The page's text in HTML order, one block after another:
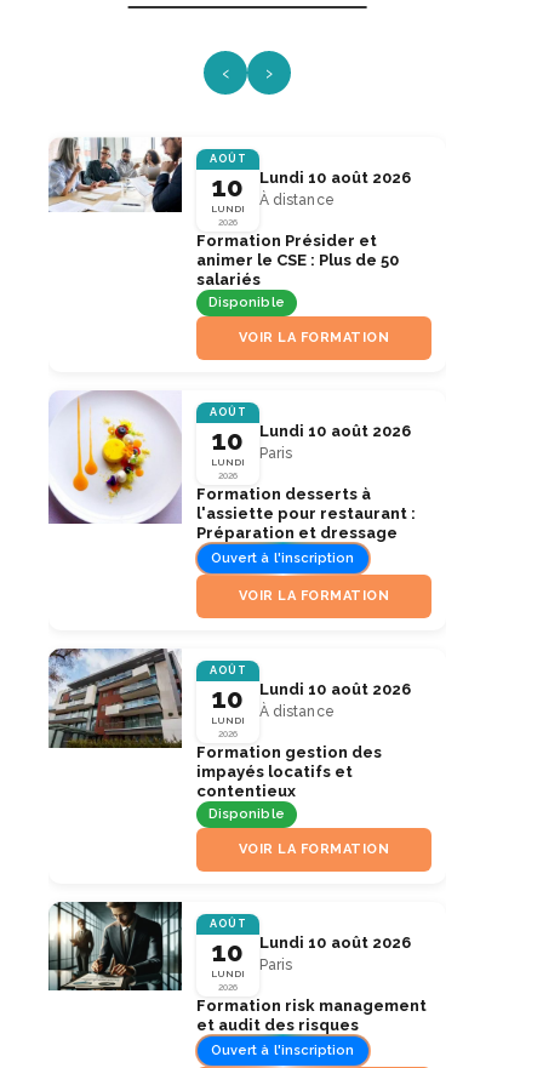
‹ ›
AOÛT
10
LUNDI
2026
Lundi 10 août 2026
À distance
Formation Présider et
animer le CSE : Plus de 50
salariés
Disponible
VOIR LA FORMATION
AOÛT
10
LUNDI
2026
Lundi 10 août 2026
Paris
Formation desserts à
l'assiette pour restaurant :
Préparation et dressage
Ouvert à l'inscription
VOIR LA FORMATION
AOÛT
10
LUNDI
2026
Lundi 10 août 2026
À distance
Formation gestion des
impayés locatifs et
contentieux
Disponible
VOIR LA FORMATION
AOÛT
10
LUNDI
2026
Lundi 10 août 2026
Paris
Formation risk management
et audit des risques
Ouvert à l'inscription